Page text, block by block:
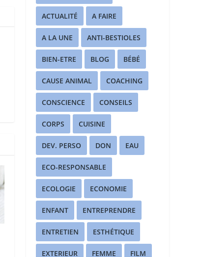
ACTUALITÉ A FAIRE
A LA UNE ANTI-BESTIOLES
BIEN-ETRE BLOG BÉBÉ
CAUSE ANIMAL COACHING
CONSCIENCE CONSEILS
CORPS CUISINE
DEV. PERSO DON EAU
ECO-RESPONSABLE
ECOLOGIE ECONOMIE
ENFANT ENTREPRENDRE
ENTRETIEN ESTHÉTIQUE
EXTERIEUR FEMME FILM